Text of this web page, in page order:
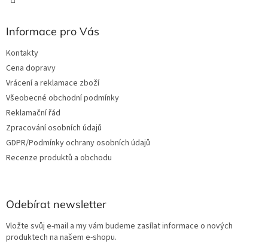
Informace pro Vás
Kontakty
Cena dopravy
Vrácení a reklamace zboží
Všeobecné obchodní podmínky
Reklamační řád
Zpracování osobních údajů
GDPR/Podmínky ochrany osobních údajů
Recenze produktů a obchodu
Odebírat newsletter
Vložte svůj e-mail a my vám budeme zasílat informace o nových
produktech na našem e-shopu.